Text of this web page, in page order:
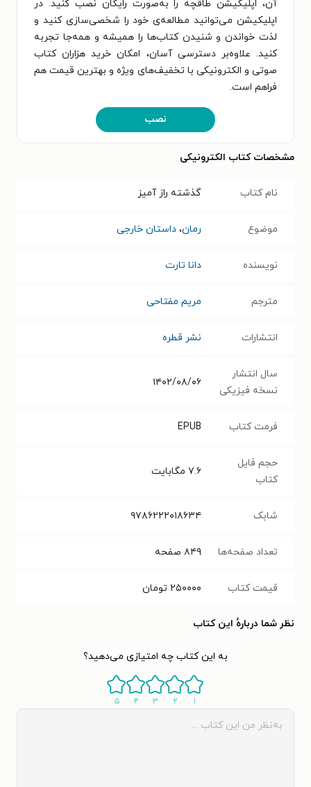
آن، اپلیکیشن طاقچه را به‌صورت رایگان نصب کنید. در
اپلیکیشن می‌توانید مطالعه‌ی خود را شخصی‌سازی کنید و
لذت خواندن و شنیدن کتاب‌ها را همیشه و همه‌جا تجربه
کنید. علاوه‌بر دسترسی آسان، امکان خرید هزاران کتاب
صوتی و الکترونیکی با تخفیف‌های ویژه و بهترین قیمت هم
فراهم است.
نصب
مشخصات کتاب الکترونیکی
نام کتاب گذشته راز آمیز
موضوع رمان، داستان خارجی
نویسنده دانا تارت
مترجم مریم مفتاحی
انتشارات نشر قطره
سال انتشار
نسخه فیزیکی
۱۴۰۲/۰۸/۰۶
فرمت کتاب EPUB
حجم فایل
کتاب
۷.۶ مگابایت
شابک ۹۷۸۶۲۲۲۰۱۸۶۳۴
تعداد صفحه‌ها ۸۴۹ صفحه
قیمت کتاب ۲۵۰۰۰۰ تومان
نظر شما دربارهٔ این کتاب
به این کتاب چه امتیازی می‌دهید؟
۱ ۲ ۳ ۴ ۵